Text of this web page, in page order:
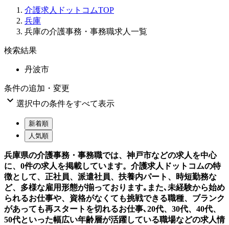
介護求人ドットコムTOP
兵庫
兵庫の介護事務・事務職求人一覧
検索結果
丹波市
条件の追加・変更
 選択中の条件をすべて表示
新着順
人気順
兵庫県の介護事務・事務職では、神戸市などの求人を中心
に、0件の求人を掲載しています。介護求人ドットコムの特
徴として、正社員、派遣社員、扶養内パート、時短勤務な
ど、多様な雇用形態が揃っております｡また､未経験から始め
られるお仕事や、資格がなくても挑戦できる職種、ブランク
があっても再スタートを切れるお仕事､20代、30代、40代、
50代といった幅広い年齢層が活躍している職場などの求人情